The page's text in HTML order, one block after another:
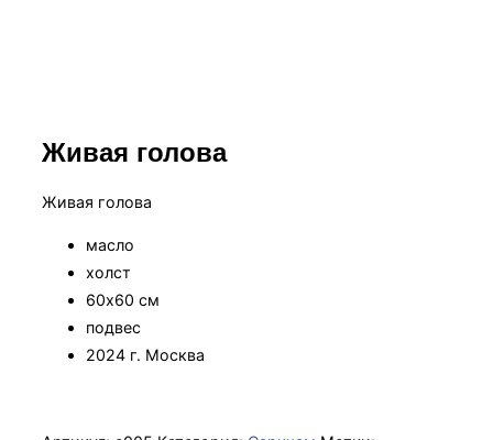
Живая голова
Живая голова
масло
холст
60х60 см
подвес
2024 г. Москва